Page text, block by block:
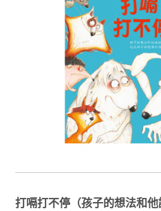
打嗝打不停（孩子的想法和他